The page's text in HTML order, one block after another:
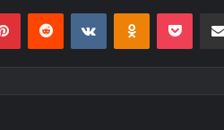
PinterestReddit VKontakteOdnoklassniki
Pocket